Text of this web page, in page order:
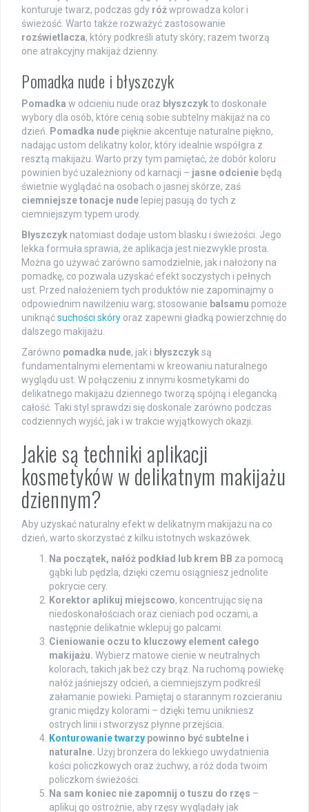
konturuje twarz, podczas gdy różwprowadza kolor i
świeżość. Warto także rozważyć zastosowanie
rozświetlacza, który podkreśli atuty skóry; razem tworzą
one atrakcyjny makijaż dzienny.
Pomadka nude i błyszczyk
Pomadka w odcieniu nude oraz błyszczykto doskonałe
wybory dla osób, które cenią sobie subtelny makijaż na co
dzień.
Pomadka nude pięknie akcentuje naturalne piękno,
nadając ustom delikatny kolor, który idealnie współgra z
resztą makijażu. Warto przy tym pamiętać, że dobór koloru
powinien być uzależniony od karnacji – jasne odcienie będą
świetnie wyglądać na osobach o jasnej skórze, zaś
ciemniejsze tonacje nude lepiej pasują do tych z
ciemniejszym typem urody.
Błyszczyk natomiast dodaje ustom blasku i świeżości. Jego
lekka formuła sprawia, że aplikacja jest niezwykle prosta.
Można go używać zarówno samodzielnie, jak i nałożony na
pomadkę, co pozwala uzyskać efekt soczystych i pełnych
ust. Przed nałożeniem tych produktów nie zapominajmy o
odpowiednim nawilżeniu warg; stosowanie balsamu pomoże
uniknąćsuchości skóry oraz zapewni gładką powierzchnię do
dalszego makijażu.
Zarówno pomadka nude, jak i błyszczyksą
fundamentalnymi elementami w kreowaniu naturalnego
wyglądu ust. W połączeniu z innymi kosmetykami do
delikatnego makijażu dziennego tworzą spójną i elegancką
całość. Taki styl sprawdzi się doskonale zarówno podczas
codziennych wyjść, jak i w trakcie wyjątkowych okazji.
Jakie są techniki aplikacji
kosmetyków w delikatnym makijażu
dziennym?
Aby uzyskać naturalny efekt w delikatnym makijażu na co
dzień, warto skorzystać z kilku istotnych wskazówek.
Na początek, nałóż podkład lub krem BB za pomocą
gąbki lub pędzla, dzięki czemu osiągniesz jednolite
pokrycie cery.
Korektor aplikuj miejscowo, koncentrując się na
niedoskonałościach oraz cieniach pod oczami, a
następnie delikatnie wklepuj go palcami.
Cieniowanie oczu to kluczowy element całego
makijażu. Wybierz matowe cienie w neutralnych
kolorach, takich jak beż czy brąz. Na ruchomą powiekę
nałóż jaśniejszy odcień, a ciemniejszym podkreśl
załamanie powieki. Pamiętaj o starannym rozcieraniu
granic między kolorami – dzięki temu unikniesz
ostrych linii i stworzysz płynne przejścia.
Konturowanie twarzy powinno być subtelne i
naturalne. Użyj bronzera do lekkiego uwydatnienia
kości policzkowych oraz żuchwy, a róż doda twoim
policzkom świeżości.
Na sam koniec nie zapomnij o tuszu do rzęs –
aplikuj go ostrożnie, aby rzęsy wyglądały jak